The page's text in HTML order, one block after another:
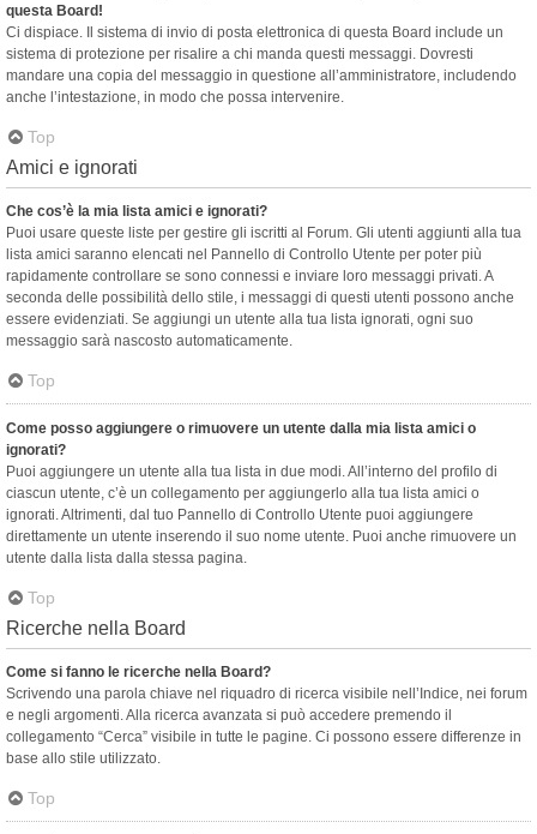
questa Board!
Ci dispiace. Il sistema di invio di posta elettronica di questa Board include un
sistema di protezione per risalire a chi manda questi messaggi. Dovresti
mandare una copia del messaggio in questione all’amministratore, includendo
anche l’intestazione, in modo che possa intervenire.
Top
Amici e ignorati
Che cos’è la mia lista amici e ignorati?
Puoi usare queste liste per gestire gli iscritti al Forum. Gli utenti aggiunti alla tua
lista amici saranno elencati nel Pannello di Controllo Utente per poter più
rapidamente controllare se sono connessi e inviare loro messaggi privati. A
seconda delle possibilità dello stile, i messaggi di questi utenti possono anche
essere evidenziati. Se aggiungi un utente alla tua lista ignorati, ogni suo
messaggio sarà nascosto automaticamente.
Top
Come posso aggiungere o rimuovere un utente dalla mia lista amici o
ignorati?
Puoi aggiungere un utente alla tua lista in due modi. All’interno del profilo di
ciascun utente, c’è un collegamento per aggiungerlo alla tua lista amici o
ignorati. Altrimenti, dal tuo Pannello di Controllo Utente puoi aggiungere
direttamente un utente inserendo il suo nome utente. Puoi anche rimuovere un
utente dalla lista dalla stessa pagina.
Top
Ricerche nella Board
Come si fanno le ricerche nella Board?
Scrivendo una parola chiave nel riquadro di ricerca visibile nell’Indice, nei forum
e negli argomenti. Alla ricerca avanzata si può accedere premendo il
collegamento “Cerca” visibile in tutte le pagine. Ci possono essere differenze in
base allo stile utilizzato.
Top